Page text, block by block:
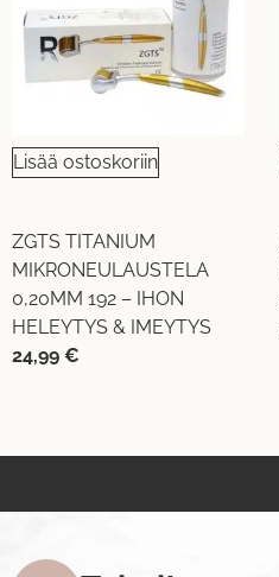
Lisää ostoskoriin
ZGTS TITANIUM
MIKRONEULAUSTELA
0,20MM 192 – IHON
HELEYTYS & IMEYTYS
24,99 €